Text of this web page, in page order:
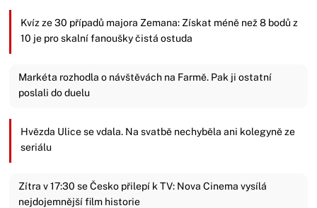
Kvíz ze 30 případů majora Zemana: Získat méně než 8 bodů z
10 je pro skalní fanoušky čistá ostuda
Markéta rozhodla o návštěvách na Farmě. Pak ji ostatní
poslali do duelu
Hvězda Ulice se vdala. Na svatbě nechyběla ani kolegyně ze
seriálu
Zítra v 17:30 se Česko přilepí k TV: Nova Cinema vysílá
nejdojemnější film historie